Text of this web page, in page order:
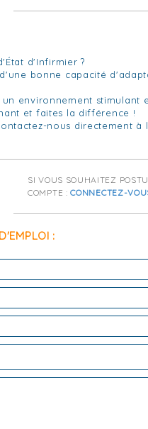
d'Infirmier ?
bonne capacité
environnement stimulant
et faites la différence !
nous directement à
SI VOUS SOUHAITEZ
COMPTE :CONNECTEZ-
: